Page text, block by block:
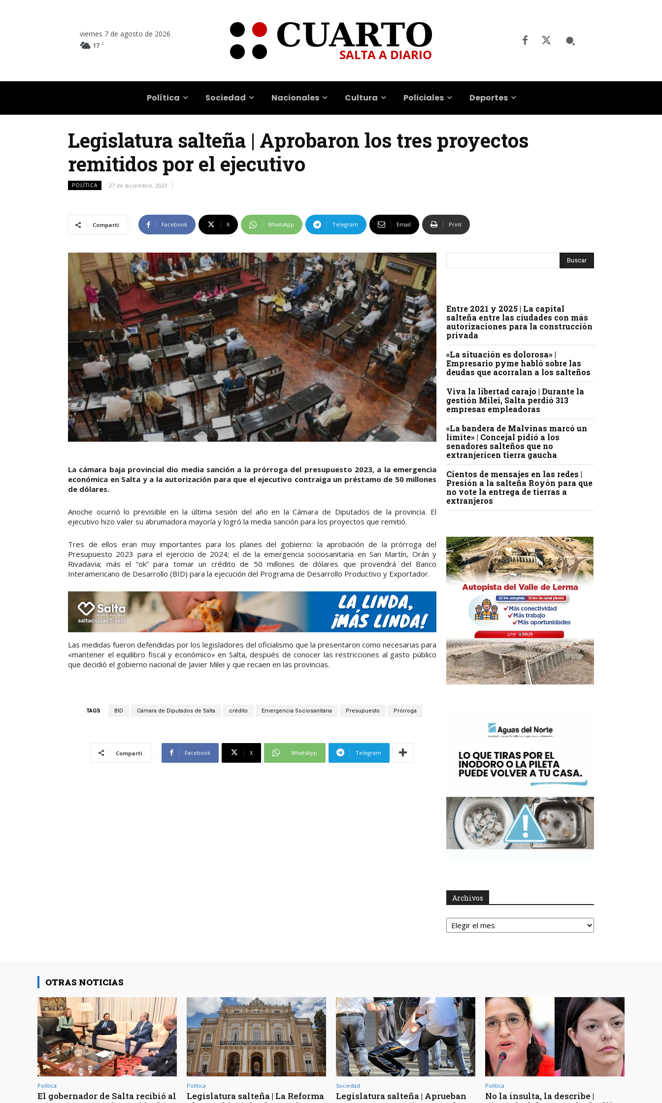
viernes 7 de agosto de 2026
17 C
Política Sociedad Nacionales Cultura Policiales Deportes
Legislatura salteña | Aprobaron los tres proyectos
remitidos por el ejecutivo
POLÍTICA 27 de diciembre, 2023
Compartí Facebook X WhatsApp Telegram Email Print
La cámara baja provincial dio media sanción a la prórroga del presupuesto 2023, a la emergencia
económica en Salta y a la autorización para que el ejecutivo contraiga un préstamo de 50 millones
de dólares.
Anoche ocurrió lo previsible en la última sesión del año en la Cámara de Diputados de la provincia. El
ejecutivo hizo valer su abrumadora mayoría y logró la media sanción para los proyectos que remitió.
Tres de ellos eran muy importantes para los planes del gobierno: la aprobación de la prórroga del
Presupuesto 2023 para el ejercicio de 2024; el de la emergencia sociosanitaria en San Martín, Orán y
Rivadavia; más el “ok” para tomar un crédito de 50 millones de dólares que provendrá del Banco
Interamericano de Desarrollo (BID) para la ejecución del Programa de Desarrollo Productivo y Exportador.
Las medidas fueron defendidas por los legisladores del oficialismo que la presentaron como necesarias para
«mantener el equilibro fiscal y económico» en Salta, después de conocer las restricciones al gasto público
que decidió el gobierno nacional de Javier Milei y que recaen en las provincias.
TAGS BID Cámara de Diputados de Salta crédito Emergencia Sociosanitaria Presupuesto Prórroga
Compartí Facebook X WhatsApp Telegram
Entre 2021 y 2025 | La capital
salteña entre las ciudades con más
autorizaciones para la construcción
privada
«La situación es dolorosa» |
Empresario pyme habló sobre las
deudas que acorralan a los salteños
Viva la libertad carajo | Durante la
gestión Milei, Salta perdió 313
empresas empleadoras
«La bandera de Malvinas marcó un
límite» | Concejal pidió a los
senadores salteños que no
extranjericen tierra gaucha
Cientos de mensajes en las redes |
Presión a la salteña Royón para que
no vote la entrega de tierras a
extranjeros
Archivos
Archivos
OTRAS NOTICIAS
Política
El gobernador de Salta recibió al
Política
Legislatura salteña | La Reforma
Sociedad
Legislatura salteña | Aprueban
Política
No la insulta, la describe |